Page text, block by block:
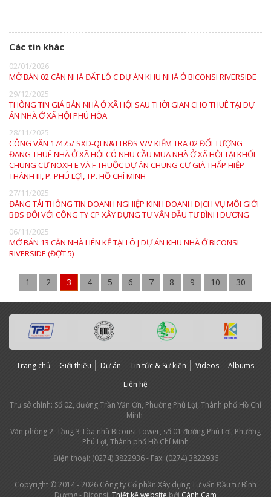
Các tin khác
02/01/2026
MỞ BÁN 02 CĂN NHÀ ĐẤT LÔ C DỰ ÁN KHU NHÀ Ở BICONSI RIVERSIDE
29/12/2025
THÔNG TIN GIÁ BÁN NHÀ Ở XÃ HỘI SAU THỜI GIAN CHO THUÊ TẠI DỰ
ÁN NHÀ Ở XÃ HỘI PHÚ HÒA
28/11/2025
CÔNG VĂN 17475/ SXD-QLN&TTBĐS V/V KIỂM TRA 02 ĐỐI TƯỢNG
ĐANG THUÊ NHÀ Ở XÃ HỘI CÓ NHU CẦU MUA NHÀ Ở XÃ HỘI TẠI KHỐI
CHUNG CƯ NOXH E VÀ F THUỘC DỰ ÁN CHUNG CƯ GIÁ THẤP HIỆP
THÀNH III, P. PHÚ LỢI, TP. HỒ CHÍ MINH
27/11/2025
ĐĂNG TẢI THÔNG TIN DOANH NGHIỆP KINH DOANH DỊCH VỤ MÔI GIỚI
BĐS ĐỐI VỚI CÔNG TY CP XÂY DỰNG TƯ VẤN ĐẦU TƯ BÌNH DƯƠNG
06/11/2025
MỞ BÁN 13 CĂN NHÀ LIÊN KẾ TẠI LÔ J DỰ ÁN KHU NHÀ Ở BICONSI
RIVERSIDE (ĐỢT 5)
1 2 3 4 5 6 7 8 9 10 30
Trang chủ Giới thiệu Dự án Tin tức & Sự kiện Videos
Albums
Liên hệ
Trụ sở chính: Số 02, đường Trần Văn Ơn, Phường Phú Lợi, Thành phố Hồ Chí
Minh
Văn phòng 2: Tầng 3 Tòa nhà Biconsi Tower, số 01 đường Phú Lợi, Phường
Phú Lợi, Thành phố Hồ Chí Minh
Điện thoại: (0274) 3822936- Fax: (0274) 3822936
Copyright © 2014 - 2026 Công ty Cổ phần Xây dựng Tư vấn Đầu tư Bình
Dương - Biconsi. Thiết kế website bởi Cánh Cam